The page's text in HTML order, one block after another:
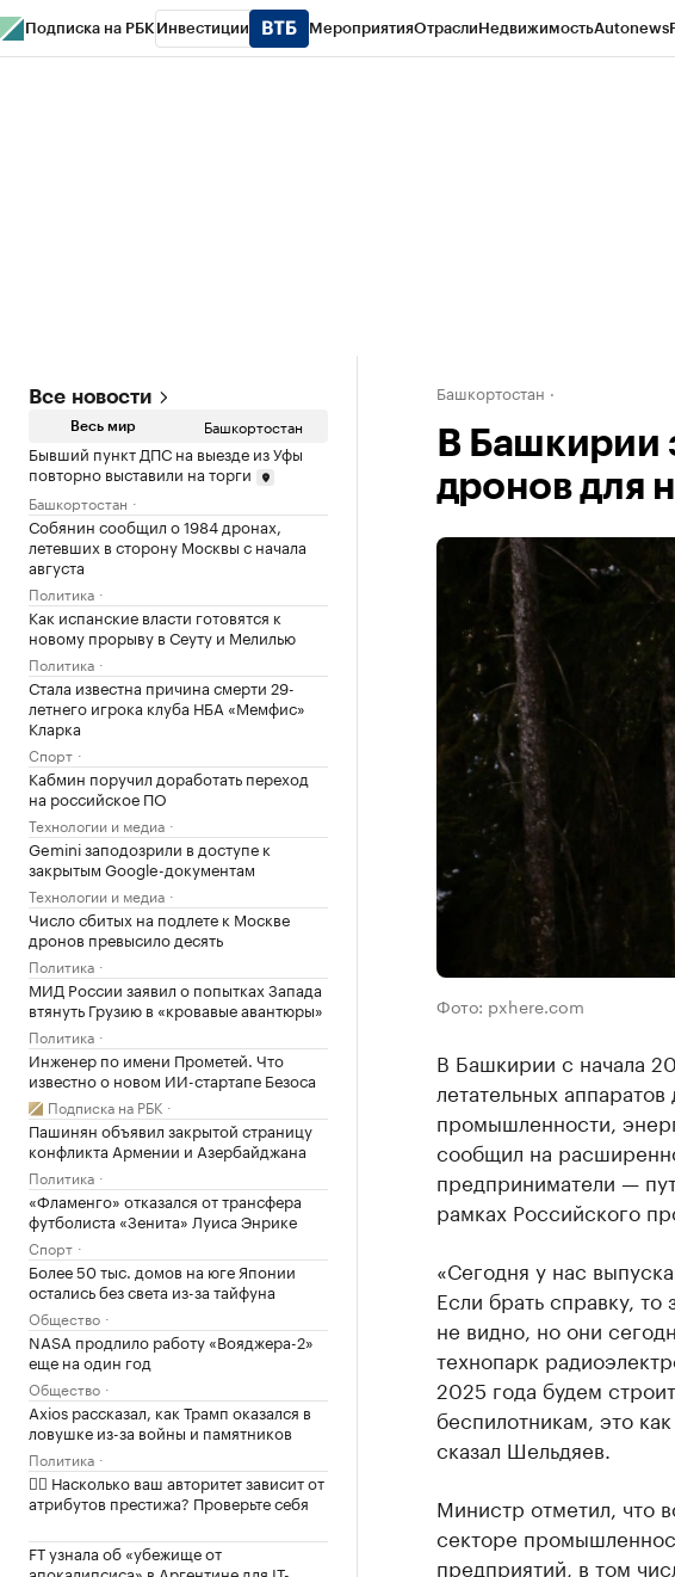
Подписка на РБК Инвестиции МероприятияОтраслиНедвижимостьAutonews
Все новости
Весь мир Башкортостан
Бывший пункт ДПС на выезде из Уфы
повторно выставили на торги
Башкортостан
Собянин сообщил о 1984 дронах,
летевших в сторону Москвы с начала
августа
Политика
Как испанские власти готовятся к
новому прорыву в Сеуту и Мелилью
Политика
Стала известна причина смерти 29-
летнего игрока клуба НБА «Мемфис»
Кларка
Спорт
Кабмин поручил доработать переход
на российское ПО
Технологии и медиа
Gemini заподозрили в доступе к
закрытым Google-документам
Технологии и медиа
Число сбитых на подлете к Москве
дронов превысило десять
Политика
МИД России заявил о попытках Запада
втянуть Грузию в «кровавые авантюры»
Политика
Инженер по имени Прометей. Что
известно о новом ИИ-стартапе Безоса
Подписка на РБК
Пашинян объявил закрытой страницу
конфликта Армении и Азербайджана
Политика
«Фламенго» отказался от трансфера
футболиста «Зенита» Луиса Энрике
Спорт
Более 50 тыс. домов на юге Японии
остались без света из-за тайфуна
Общество
NASA продлило работу «Вояджера-2»
еще на один год
Общество
Axios рассказал, как Трамп оказался в
ловушке из-за войны и памятников
Политика
✍🏻 Насколько ваш авторитет зависит от
атрибутов престижа? Проверьте себя
FT узнала об «убежище от
апокалипсиса» в Аргентине для IT-
Башкортостан
В Башкирии
дронов для
Фото: pxhere.com
В Башкирии с начала
летательных
промышленности,
сообщил на
предприниматели —
рамках Российского
«Сегодня у нас
Если брать справку, то
не видно, но они
технопарк
2025 года будем
беспилотникам, это
сказал Шельдяев.
Министр отметил, что
секторе
предприятий, в том